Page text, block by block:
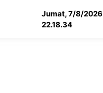
Jumat, 7/8/2026 |
22.18.34